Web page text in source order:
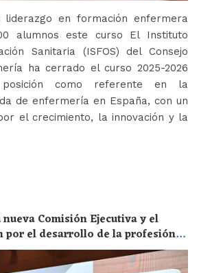
liderazgo en formación enfermera
alumnos este curso El Instituto
Sanitaria (ISFOS) del Consejo
ha cerrado el curso 2025-2026
posición como referente en la
de enfermería en España, con un
el crecimiento, la innovación y la
nueva Comisión Ejecutiva y el
por el desarrollo de la profesión